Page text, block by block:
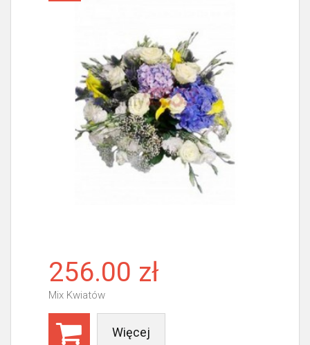
256.00 zł
Mix Kwiatów
Więcej